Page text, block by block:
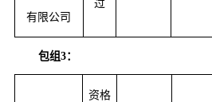
有限公司
过
包组3：
资格